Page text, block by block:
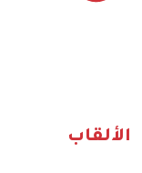
الألقاب